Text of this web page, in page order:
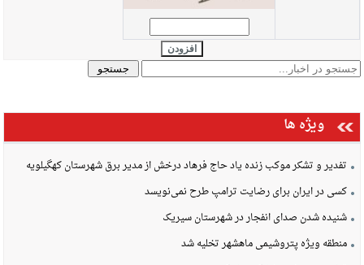
افزودن
ویژه ها
تفدیر و تشکر موکب زنده یاد حاج فرهاد درخش از مدیر برق شهرستان کهگیلویه
کسی در ایران برای رضایت ترامپ طرح نمی‌نویسد
شنیده شدن صدای انفجار در شهرستان سیریک
منطقه ویژه پتروشیمی ماهشهر تخلیه شد